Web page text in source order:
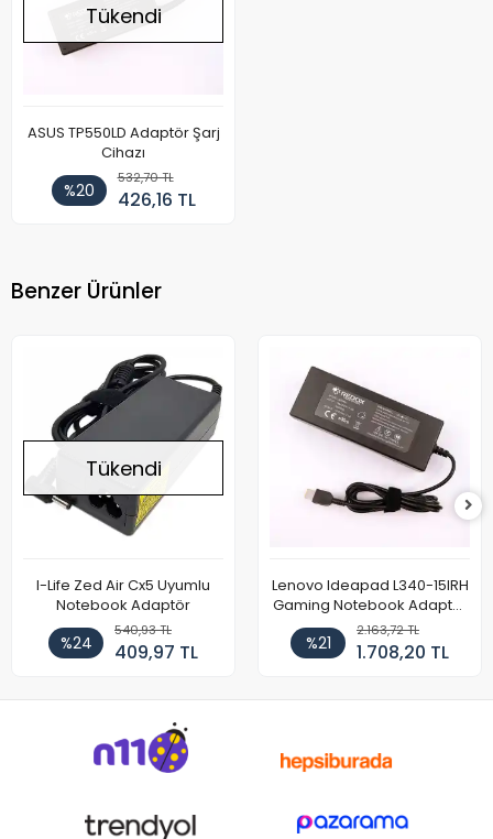
Tükendi
ASUS TP550LD Adaptör Şarj
Cihazı
%20
532,70 TL
426,16 TL
Benzer Ürünler
Tükendi
I-Life Zed Air Cx5 Uyumlu
Notebook Adaptör
%24
540,93 TL
409,97 TL
Lenovo Ideapad L340-15IRH
Gaming Notebook Adaptör
Cihazı Şarj Aleti (150W)
%21
2.163,72 TL
1.708,20 TL